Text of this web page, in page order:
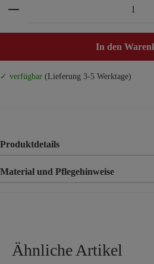
Produkt Anzahl: Gib den
In den
✓ verfügbar (Lieferung 3-5 Werktage)
Produktdetails
Material und Pflegehinweise
Ähnliche Artikel